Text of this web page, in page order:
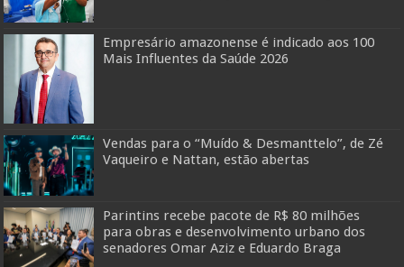
Empresário amazonense é indicado aos 100
Mais Influentes da Saúde 2026
Vendas para o “Muído & Desmanttelo”, de Zé
Vaqueiro e Nattan, estão abertas
Parintins recebe pacote de R$ 80 milhões
para obras e desenvolvimento urbano dos
senadores Omar Aziz e Eduardo Braga